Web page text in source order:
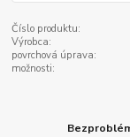
Číslo produktu:
Výrobca:
povrchová úprava:
možnosti: